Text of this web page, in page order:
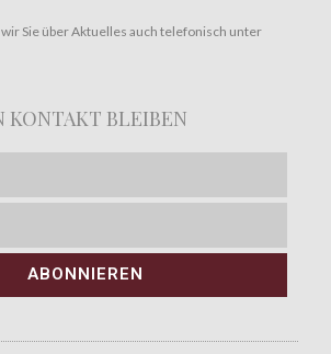
Sie über Aktuelles auch telefonisch unter
KONTAKT BLEIBEN
ABONNIEREN